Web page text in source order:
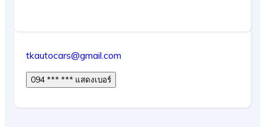
tkautocars@gmail.com
094 *** *** แสดงเบอร์